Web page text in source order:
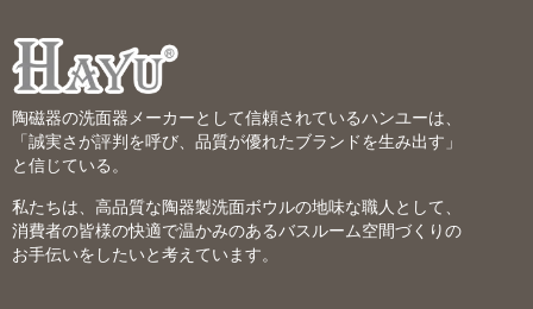
陶磁器の洗面器メーカーとして信頼されているハンユーは、
「誠実さが評判を呼び、品質が優れたブランドを生み出す」
と信じている。
私たちは、高品質な陶器製洗面ボウルの地味な職人として、
消費者の皆様の快適で温かみのあるバスルーム空間づくりの
お手伝いをしたいと考えています。